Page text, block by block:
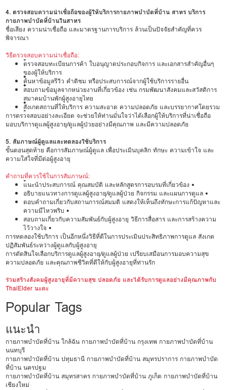
4. ตรวจสอบความน่าเชื่อถือของผู้ให้บริการกายภาพบำบัดที่บ้าน สาทร บริการ
กายภาพบำบัดที่บ้านในสาทร
ชื่อเสียง ความน่าเชื่อถือ และมาตรฐานการบริการ ล้วนเป็นปัจจัยสำคัญที่ควร
พิจารณา
วิธีตรวจสอบความน่าเชื่อถือ:
•
ตรวจสอบทะเบียนการค้า ใบอนุญาตประกอบกิจการ และเอกสารสำคัญอื่นๆ
ของผู้ให้บริการ
•
ค้นหาข้อมูลรีวิว คำติชม หรือประสบการณ์จากผู้ใช้บริการรายอื่น
•
สอบถามข้อมูลจากหน่วยงานที่เกี่ยวข้อง เช่น กรมพัฒนาสังคมและสวัสดิการ
สมาคมบ้านพักผู้สูงอายุไทย
•
สังเกตสถานที่ให้บริการ ความสะอาด ความปลอดภัย และบรรยากาศโดยรวม
•
การตรวจสอบอย่างละเอียด จะช่วยให้ท่านมั่นใจว่าได้เลือกผู้ให้บริการที่น่าเชื่อถือ
มอบบริการดูแลผู้สูงอายุ/ดูแลผู้ป่วยอย่างมีคุณภาพ และมีความปลอดภัย
5. สัมภาษณ์ผู้ดูแลและทดลองใช้บริการ
ขั้นตอนสุดท้าย คือการสัมภาษณ์ผู้ดูแล เพื่อประเมินบุคลิก ทักษะ ความเข้าใจ และ
ความใส่ใจที่มีต่อผู้สูงอายุ
คำถามที่ควรใช้ในการสัมภาษณ์:
•
แนะนำประสบการณ์ คุณสมบัติ และหลักสูตรการอบรมที่เกี่ยวข้อง •
อธิบายแนวทางการดูแลผู้สูงอายุ/ดูแลผู้ป่วย กิจกรรม และแผนการดูแล •
ตอบคำถามเกี่ยวกับสถานการณ์สมมติ แสดงให้เห็นถึงทักษะการแก้ปัญหาและ
ความมีไหวพริบ •
สอบถามเกี่ยวกับความสัมพันธ์กับผู้สูงอายุ วิธีการสื่อสาร และการสร้างความ
ไว้วางใจ •
การทดลองใช้บริการ เป็นอีกหนึ่งวิธีที่ดีในการประเมินประสิทธิภาพการดูแล สังเกต
ปฏิสัมพันธ์ระหว่างผู้ดูแลกับผู้สูงอายุ
การตัดสินใจเลือกบริการดูแลผู้สูงอายุ/ดูแลผู้ป่วย เปรียบเสมือนการมอบความสุข
ความปลอดภัย และคุณภาพชีวิตที่ดีให้กับผู้สูงอายุที่ท่านรัก
ร่วมสร้างสังคมผู้สูงอายุที่มีความสุข ปลอดภัย และได้รับการดูแลอย่างมีคุณภาพกับ
ThaiElder นะคะ
Popular Tags
แนะนำ
กายภาพบำบัดที่บ้าน ใกล้ฉัน กายภาพบำบัดที่บ้าน กรุงเทพ กายภาพบำบัดที่บ้าน
นนทบุรี
กายภาพบำบัดที่บ้าน ปทุมธานี กายภาพบำบัดที่บ้าน สมุทรปราการ กายภาพบำบัด
ที่บ้าน นครปฐม
กายภาพบำบัดที่บ้าน สมุทรสาคร กายภาพบำบัดที่บ้าน ภูเก็ต กายภาพบำบัดที่บ้าน
เชียงใหม่